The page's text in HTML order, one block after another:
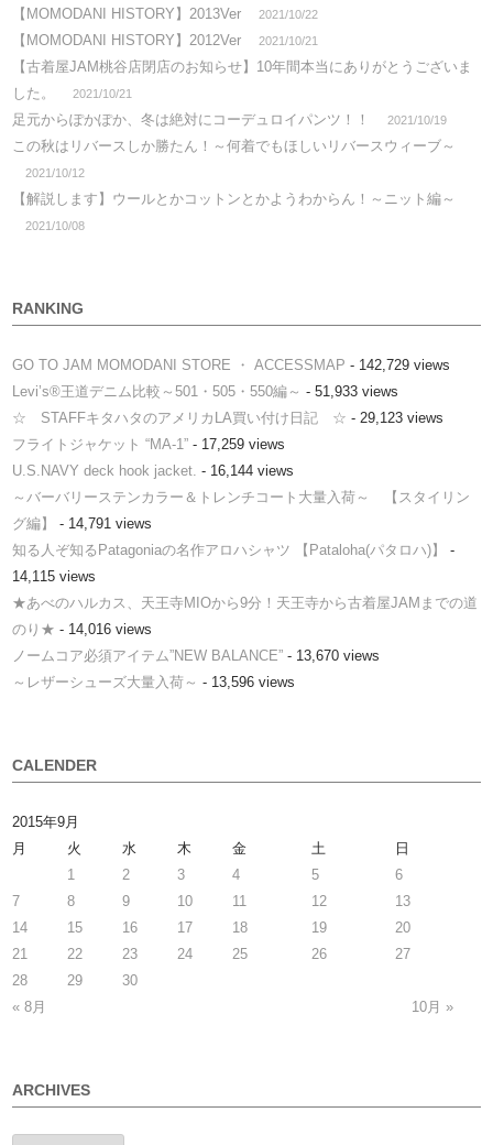
【MOMODANI HISTORY】2013Ver 2021/10/22
【MOMODANI HISTORY】2012Ver 2021/10/21
【古着屋JAM桃谷店閉店のお知らせ】10年間本当にありがとうございま
した。
2021/10/21
足元からぽかぽか、冬は絶対にコーデュロイパンツ！！ 2021/10/19
この秋はリバースしか勝たん！～何着でもほしいリバースウィーブ～
2021/10/12
【解説します】ウールとかコットンとかようわからん！～ニット編～
2021/10/08
RANKING
GO TO JAM MOMODANI STORE ・ ACCESSMAP - 142,729 views
Levi’s®王道デニム比較～501・505・550編～ - 51,933 views
☆ STAFFキタハタのアメリカLA買い付け日記 ☆ - 29,123 views
フライトジャケット “MA-1” - 17,259 views
U.S.NAVY deck hook jacket. - 16,144 views
～バーバリーステンカラー＆トレンチコート大量入荷～ 【スタイリン
グ編】
- 14,791 views
知る人ぞ知るPatagoniaの名作アロハシャツ 【Pataloha(パタロハ)】
-
14,115 views
★あべのハルカス、天王寺MIOから9分！天王寺から古着屋JAMまでの道
のり★ - 14,016 views
ノームコア必須アイテム”NEW BALANCE” - 13,670 views
～レザーシューズ大量入荷～ - 13,596 views
CALENDER
2015年9月
月
火 水 木 金 土 日
« 8月 10月 »
1 2 3 4 5
6
7
8 9 10 11 12
13
14
15 16 17 18 19
20
21
22 23 24 25 26
27
28
29 30
ARCHIVES